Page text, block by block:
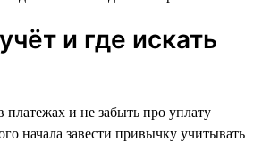
и где искать
платежах и не забыть про уплату
начала завести привычку учитывать